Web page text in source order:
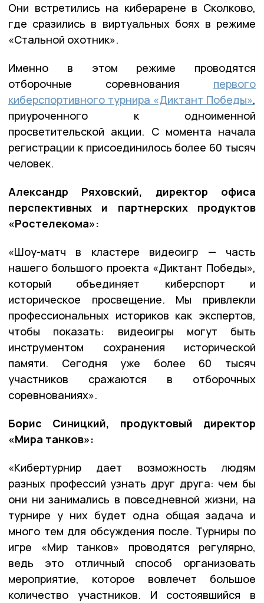
Они встретились на киберарене в Сколково,
где сразились в виртуальных боях в режиме
«Стальной охотник».
Именно в этом режиме проводятся
отборочные соревнования первого
киберспортивного турнира «Диктант Победы»,
приуроченного к одноименной
просветительской акции. С момента начала
регистрации к присоединилось более 60 тысяч
человек.
Александр Ряховский, директор офиса
перспективных и партнерских продуктов
«Ростелекома»:
«Шоу-матч в кластере видеоигр — часть
нашего большого проекта «Диктант Победы»,
который объединяет киберспорт и
историческое просвещение. Мы привлекли
профессиональных историков как экспертов,
чтобы показать: видеоигры могут быть
инструментом сохранения исторической
памяти. Сегодня уже более 60 тысяч
участников сражаются в отборочных
соревнованиях».
Борис Синицкий, продуктовый директор
«Мира танков»:
«Кибертурнир дает возможность людям
разных профессий узнать друг друга: чем бы
они ни занимались в повседневной жизни, на
турнире у них будет одна общая задача и
много тем для обсуждения после. Турниры по
игре «Мир танков» проводятся регулярно,
ведь это отличный способ организовать
мероприятие, которое вовлечет большое
количество участников. И состоявшийся в